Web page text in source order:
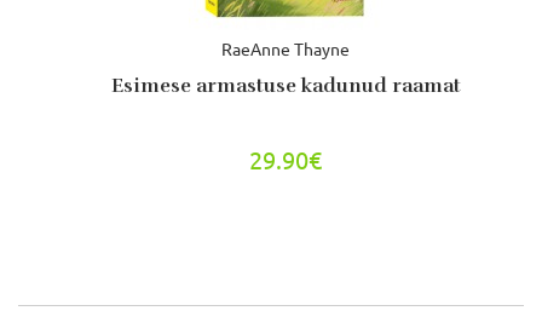
RaeAnne Thayne
Esimese armastuse kadunud raamat
29.90€